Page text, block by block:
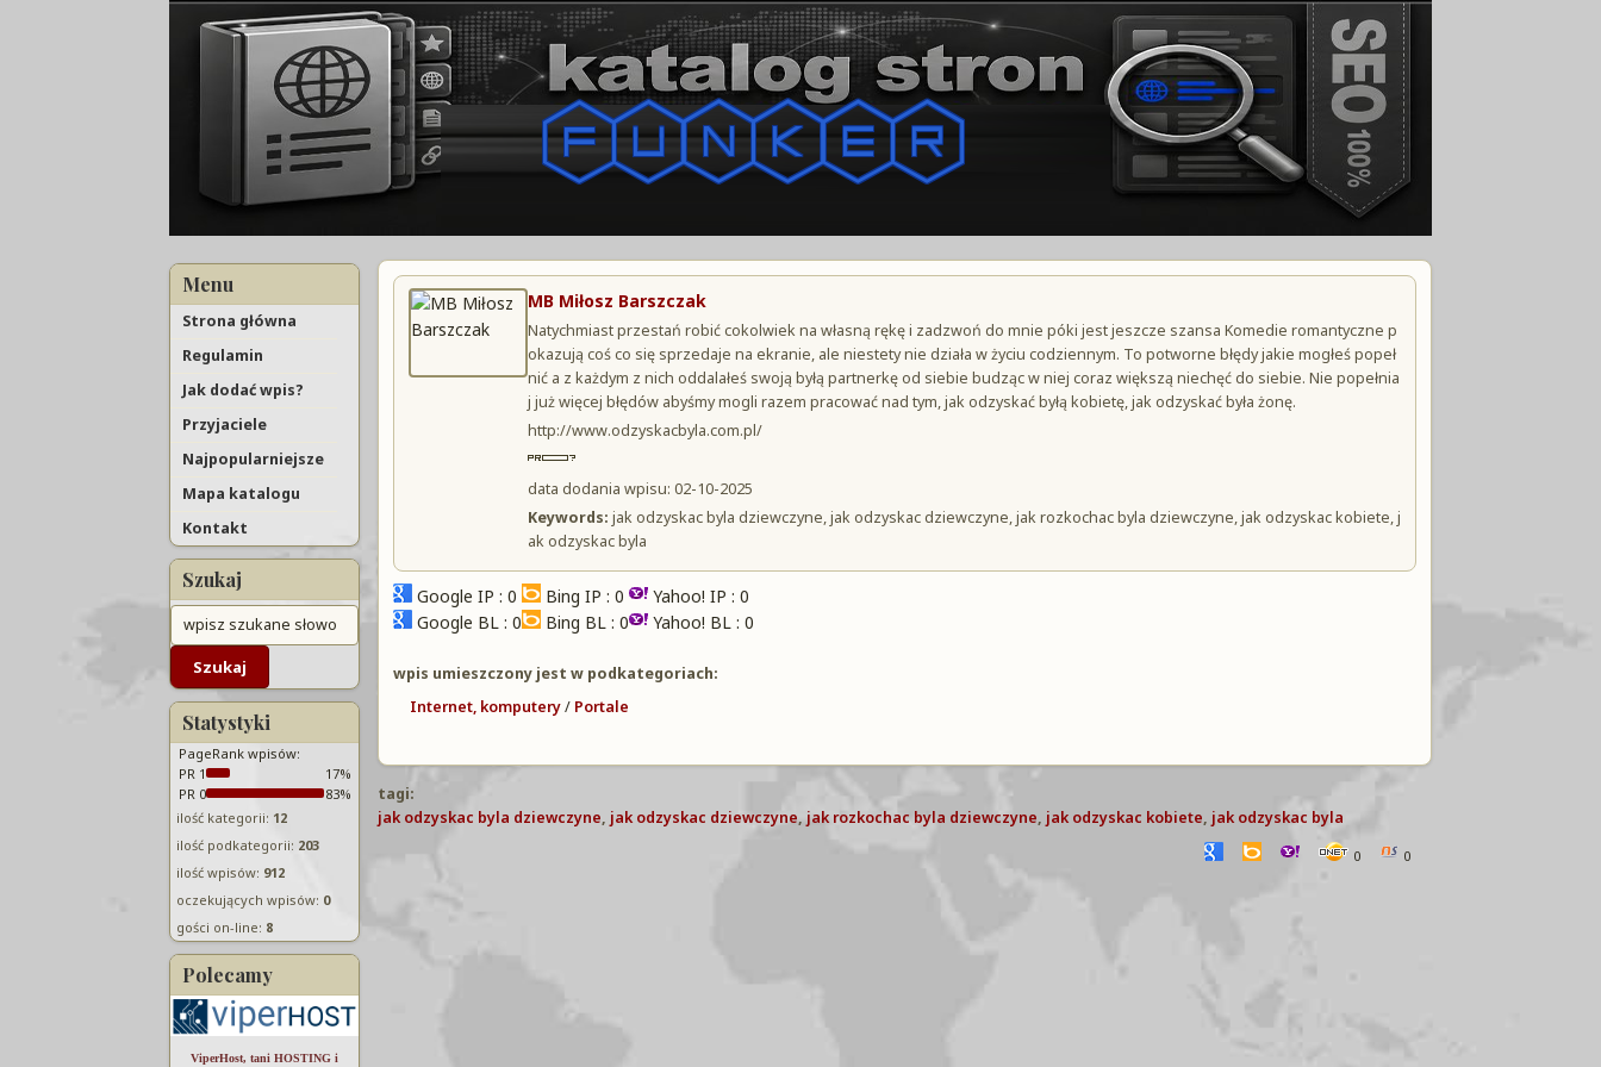
Menu
Strona główna
Regulamin
Jak dodać wpis?
Przyjaciele
Najpopularniejsze
Mapa katalogu
Kontakt
Szukaj
Statystyki
PageRank wpisów:
PR 1
17%
PR 0
83%
ilość kategorii: 12
ilość podkategorii: 203
ilość wpisów: 912
oczekujących wpisów: 0
gości on-line: 8
Polecamy
ViperHost, tani HOSTING i
MB Miłosz Barszczak
Natychmiast przestań robić cokolwiek na własną rękę i zadzwoń do mnie póki jest jeszcze szansa Komedie romantyczne p
okazują coś co się sprzedaje na ekranie, ale niestety nie działa w życiu codziennym. To potworne błędy jakie mogłeś popeł
nić a z każdym z nich oddalałeś swoją byłą partnerkę od siebie budząc w niej coraz większą niechęć do siebie. Nie popełnia
j już więcej błędów abyśmy mogli razem pracować nad tym, jak odzyskać byłą kobietę, jak odzyskać była żonę.
http://www.odzyskacbyla.com.pl/
data dodania wpisu: 02-10-2025
Keywords: jak odzyskac byla dziewczyne, jak odzyskac dziewczyne, jak rozkochac byla dziewczyne, jak odzyskac kobiete, j
ak odzyskac byla
Google IP : 0 Bing IP : 0
Yahoo! IP : 0
Google BL : 0
Bing BL : 0 Yahoo! BL : 0
wpis umieszczony jest w podkategoriach:
Internet, komputery/ Portale
tagi:
jak odzyskac byla dziewczyne, jak odzyskac dziewczyne, jak rozkochac byla dziewczyne, jak odzyskac kobiete, jak odzyskac byla
0 0